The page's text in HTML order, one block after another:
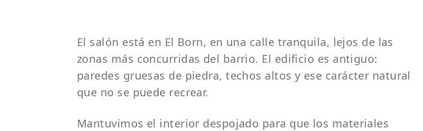
El salón está en El Born, en una calle tranquila, lejos de las
zonas más concurridas del barrio. El edificio es antiguo:
paredes gruesas de piedra, techos altos y ese carácter natural
que no se puede recrear.
Mantuvimos el interior despojado para que los materiales